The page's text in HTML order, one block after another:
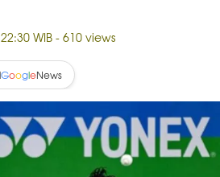
WIB - 610 views
GoogleNews